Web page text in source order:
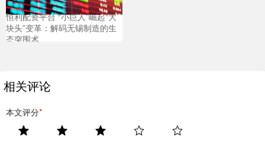
恒利配资平台 “小巨人”崛起“大
块头”变革：解码无锡制造的生
态突围术
相关评论
本文评分*